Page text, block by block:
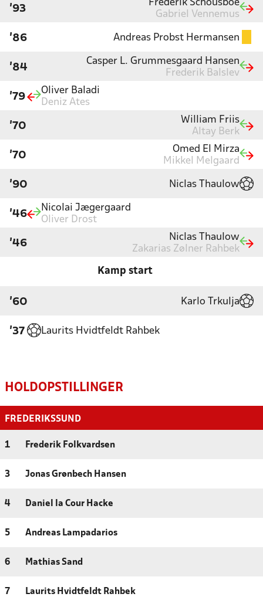
'93
Frederik Schousboe
Gabriel Vennemus
'86 Andreas Probst Hermansen
'84
Casper L. Grummesgaard Hansen
Frederik Balslev
'79
Oliver Baladi
Deniz Ates
'70
William Friis
Altay Berk
'70
Omed El Mirza
Mikkel Melgaard
'90 Niclas Thaulow
'46
Nicolai Jægergaard
Oliver Drost
'46
Niclas Thaulow
Zakarias Zølner Rahbek
Kamp start
'60 Karlo Trkulja
'37 Laurits Hvidtfeldt Rahbek
HOLDOPSTILLINGER
FREDERIKSSUND
1 Frederik Folkvardsen
3 Jonas Grønbech Hansen
4 Daniel la Cour Hacke
5 Andreas Lampadarios
6 Mathias Sand
7 Laurits Hvidtfeldt Rahbek